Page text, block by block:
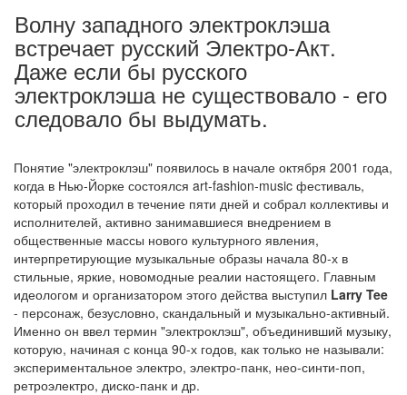
Волну западного электроклэша
встречает русский Электро-Акт.
Даже если бы русского
электроклэша не существовало - его
следовало бы выдумать.
Понятие "электроклэш" появилось в начале октября 2001 года,
когда в Нью-Йорке состоялся art-fashion-music фестиваль,
который проходил в течение пяти дней и собрал коллективы и
исполнителей, активно занимавшиеся внедрением в
общественные массы нового культурного явления,
интерпретирующие музыкальные образы начала 80-х в
стильные, яркие, новомодные реалии настоящего. Главным
идеологом и организатором этого действа выступил Larry Tee
- персонаж, безусловно, скандальный и музыкально-активный.
Именно он ввел термин "электроклэш", объединивший музыку,
которую, начиная с конца 90-х годов, как только не называли:
экспериментальное электро, электро-панк, нео-синти-поп,
ретроэлектро, диско-панк и др.